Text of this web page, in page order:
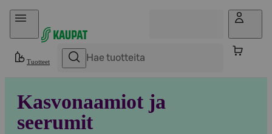
Hyppää sisältöön
Tuotteet
Kasvonaamiot ja
seerumit